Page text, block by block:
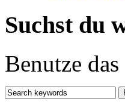
Suchst du
Benutze